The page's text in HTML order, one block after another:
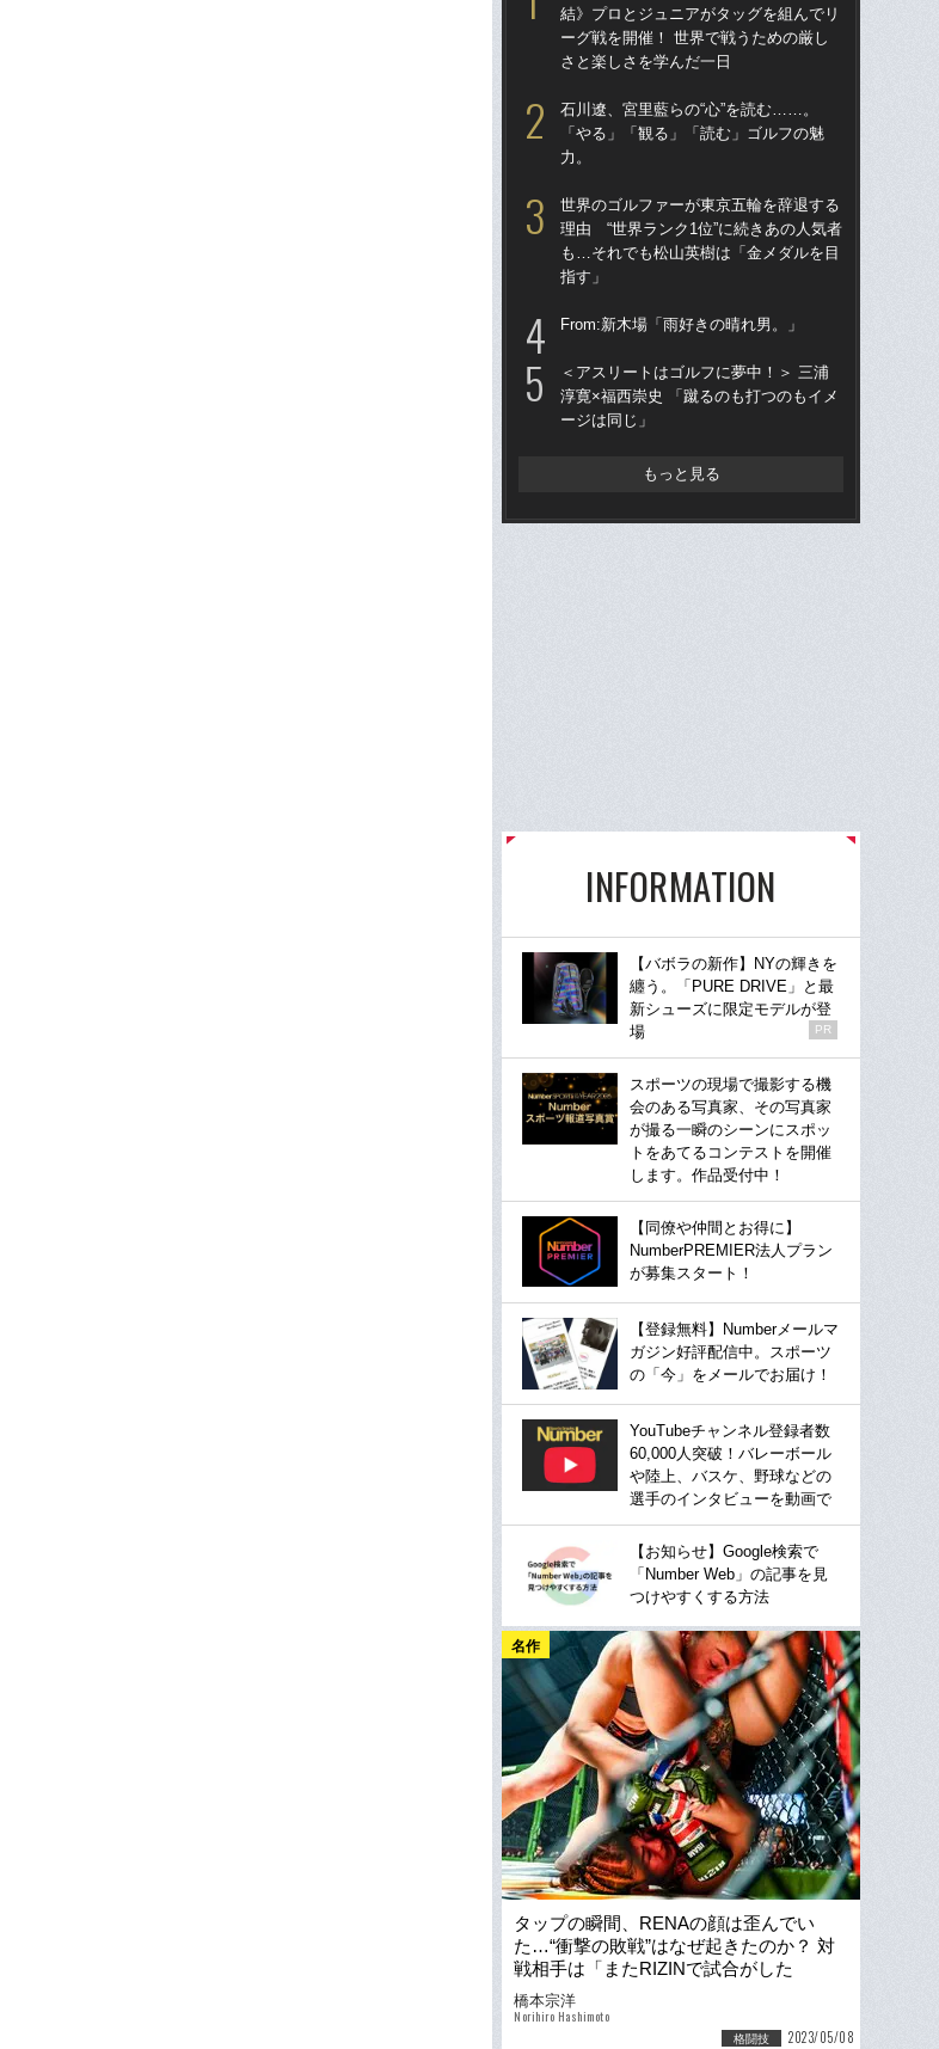
結》プロとジュニアがタッグを組んでリ
ーグ戦を開催！ 世界で戦うための厳し
さと楽しさを学んだ一日
石川遼、宮里藍らの“心”を読む……。
「やる」「観る」「読む」ゴルフの魅
力。
世界のゴルファーが東京五輪を辞退する
理由 “世界ランク1位”に続きあの人気者
も…それでも松山英樹は「金メダルを目
指す」
From:新木場「雨好きの晴れ男。」
＜アスリートはゴルフに夢中！＞ 三浦
淳寛×福西崇史 「蹴るのも打つのもイメ
ージは同じ」
もっと見る
INFORMATION
【バボラの新作】NYの輝きを
纏う。「PURE DRIVE」と最
新シューズに限定モデルが登
場
PR
スポーツの現場で撮影する機
会のある写真家、その写真家
が撮る一瞬のシーンにスポッ
トをあてるコンテストを開催
します。作品受付中！
【同僚や仲間とお得に】
NumberPREMIER法人プラン
が募集スタート！
【登録無料】Numberメールマ
ガジン好評配信中。スポーツ
の「今」をメールでお届け！
YouTubeチャンネル登録者数
60,000人突破！バレーボール
や陸上、バスケ、野球などの
選手のインタビューを動画で
【お知らせ】Google検索で
「Number Web」の記事を見
つけやすくする方法
名作
タップの瞬間、RENAの顔は歪んでい
た…“衝撃の敗戦”はなぜ起きたのか？ 対
戦相手は「またRIZINで試合がした
い」、“カラフルな海外勢”がもたらすもの
は
橋本宗洋
Norihiro Hashimoto
格闘技 2023/05/08